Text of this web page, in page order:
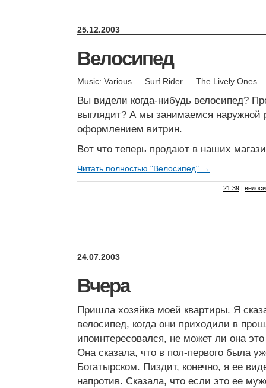
25.12.2003
Велосипед
Music: Various — Surf Rider — The Lively Ones
Вы видели когда-нибудь велосипед?
выглядит? А мы занимаемся
оформлением витрин.
Вот что теперь продают в наших
Читать полностью "Велосипед" →
21:39 |
24.07.2003
Вчера
Пришла хозяйка моей квартиры. Я
велосипед, когда они приходили в
ипоинтересовался, не может ли она
Она сказала, что в пол-первого была
Богатырском. Пиздит, конечно, я ее
напротив. Сказала, что если это ее